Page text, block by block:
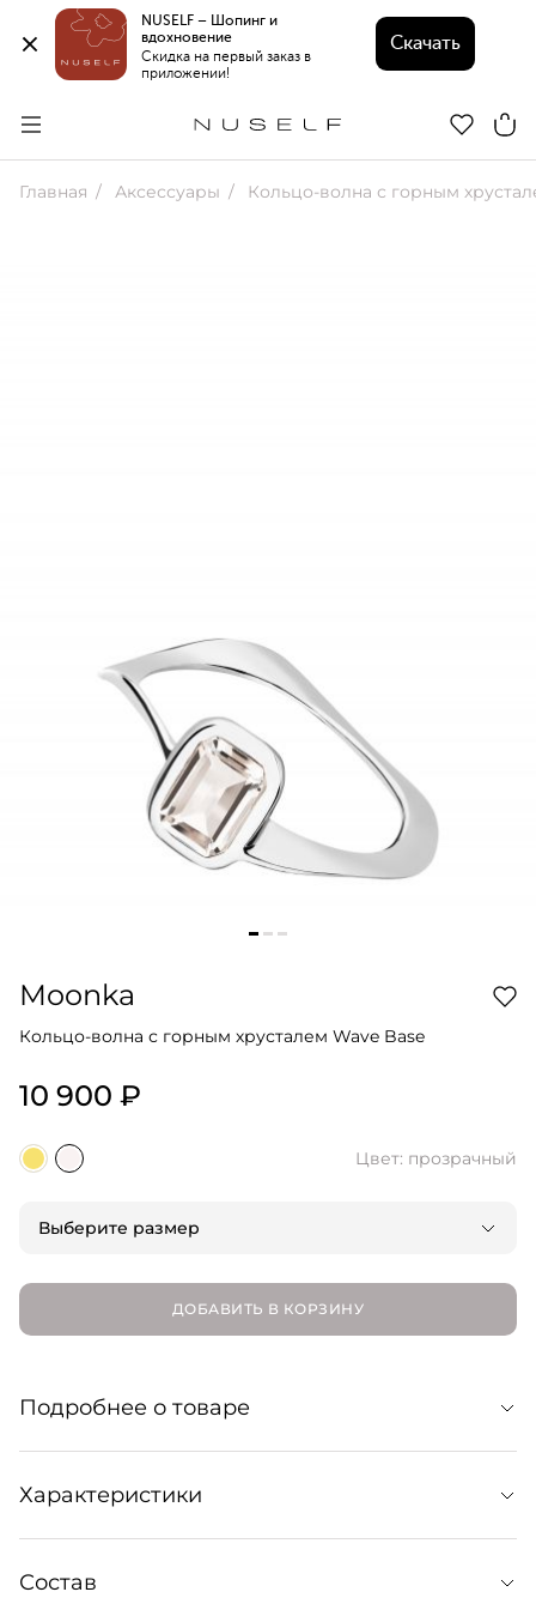
NUSELF – Шопинг и
вдохновение
Скидка на первый заказ в
приложении!
Скачать
Главная Аксессуары Кольцо-волна с горным хрусталем Wave
Moonka
Кольцо-волна с горным хрусталем Wave Base
10 900 ₽
Цвет: прозрачный
Выберите размер
ДОБАВИТЬ В КОРЗИНУ
Подробнее о товаре
Это кольцо с формой волны символизирует легкость,
гибкость и вашу изобретальность при выборе
Характеристики
Размеры: 15, 17
Состав